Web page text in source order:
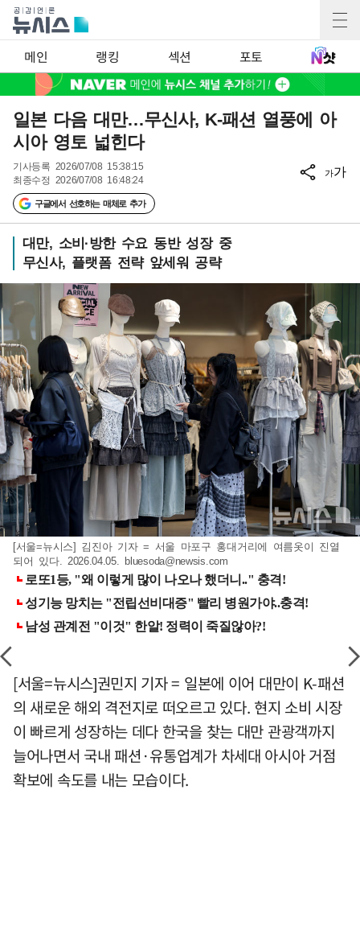
메인 랭킹 섹션 포토
일본 다음 대만…무신사, K-패션 열풍에 아
시아 영토 넓힌다
기사등록 2026/07/08 15:38:15
최종수정 2026/07/08 16:48:24
구글에서 선호하는 매체로 추가
가가
대만, 소비·방한 수요 동반 성장 중
무신사, 플랫폼 전략 앞세워 공략
[서울=뉴시스] 김진아 기자 = 서울 마포구 홍대거리에 여름옷이 진열
되어 있다. 2026.04.05. bluesoda@newsis.com
[서울=뉴시스]권민지 기자 = 일본에 이어 대만이 K-패션
의 새로운 해외 격전지로 떠오르고 있다. 현지 소비 시장
이 빠르게 성장하는 데다 한국을 찾는 대만 관광객까지
늘어나면서 국내 패션·유통업계가 차세대 아시아 거점
확보에 속도를 내는 모습이다.